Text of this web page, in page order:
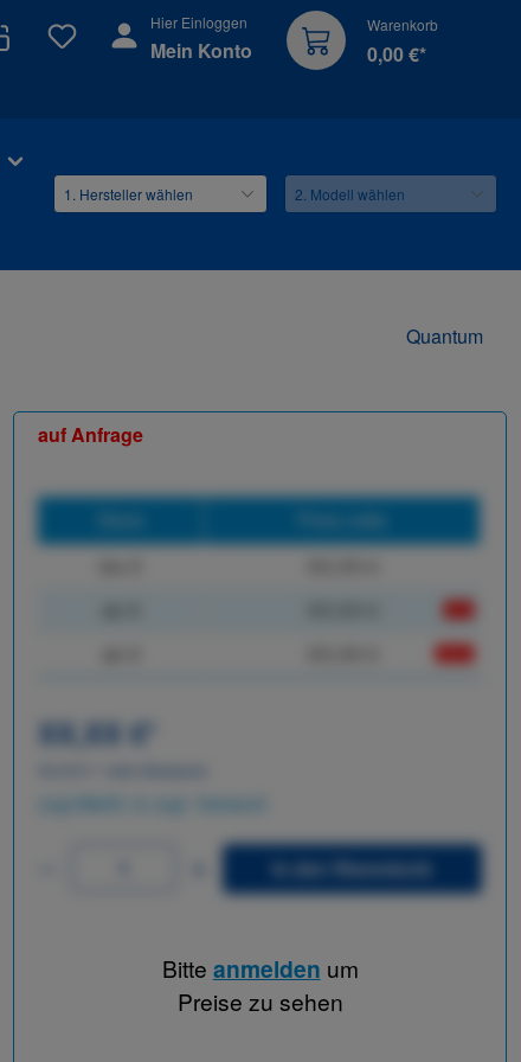
Du hast 0 Produkte auf dem Merkzettel
Hier Einloggen
Mein Konto
Warenkorb
0,00 €*
Quantum
auf Anfrage
XX,XX €
In den Warenkorb
Bitte anmelden um
Preise zu sehen